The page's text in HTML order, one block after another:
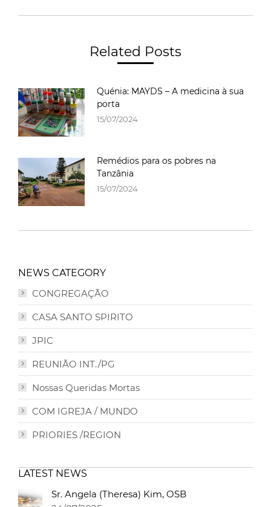
Related Posts
Quénia: MAYDS – A medicina à sua
porta
15/07/2024
Remédios para os pobres na
Tanzânia
15/07/2024
NEWS CATEGORY
CONGREGAÇÃO
CASA SANTO SPIRITO
JPIC
REUNIÃO INT./PG
Nossas Queridas Mortas
COM IGREJA / MUNDO
PRIORIES /REGION
LATEST NEWS
Sr. Angela (Theresa) Kim, OSB